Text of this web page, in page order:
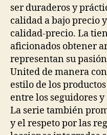
ser duraderos y
calidad a bajo precio
calidad-precio. La
aficionados obtener
representan su
United de manera
estilo de los
entre los seguidores
La serie también
y el respeto por las